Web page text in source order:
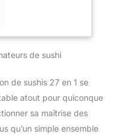
débutants ;
onigiri en forme
votre créativité
? Pas de soucis,
ce dont vous
de sushis
onigiri ou
sans avoir à
de sushi
de sushis 27 en 1 se
atout pour quiconque
sa maîtrise des
qu’un simple ensemble